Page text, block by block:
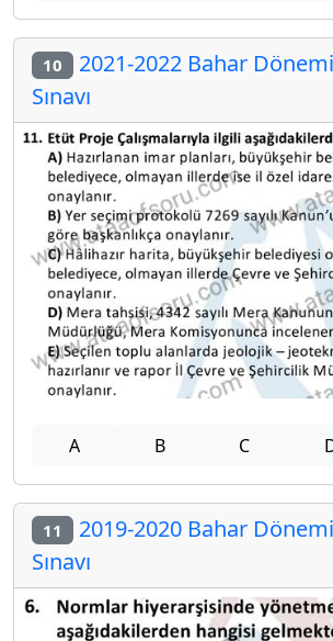
10 2021-2022 Bahar
Sınavı
A B C
11 2019-2020 Bahar
Sınavı